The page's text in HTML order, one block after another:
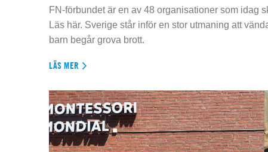
FN-förbundet är en av 48 organisationer som idag
Läs här. Sverige står inför en stor utmaning att
barn begår grova brott.
LÄS MER